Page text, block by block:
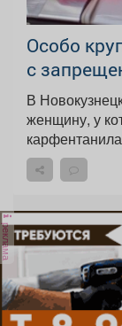
Особо
с
В
женщину, у
реклама